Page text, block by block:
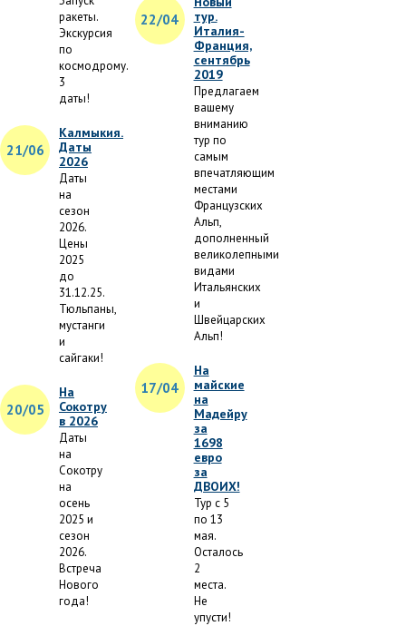
ракеты.
Экскурсия
по
космодрому.
3
даты!
21/06
Калмыкия.
Даты
2026
Даты
на
сезон
2026.
Цены
2025
до
31.12.25.
Тюльпаны,
мустанги
и
сайгаки!
20/05
На
Сокотру
в 2026
Даты
на
Сокотру
на
осень
2025 и
сезон
2026.
Встреча
Нового
года!
22/04
тур.
Италия-
Франция,
сентябрь
2019
Предлагаем
вашему
вниманию
тур по
самым
впечатляющим
местами
Французских
Альп,
дополненный
великолепными
видами
Итальянских
и
Швейцарских
Альп!
17/04
На
майские
на
Мадейру
за
1698
евро
за
ДВОИХ!
Тур с 5
по 13
мая.
Осталось
2
места.
Не
упусти!